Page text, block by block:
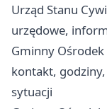
Urząd Stanu
urzędowe,
Gminny Ośrodek
kontakt,
sytuacji